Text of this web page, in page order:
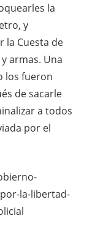
la
y
la Cuesta de
armas. Una
los fueron
de sacarle
a todos
por el
la-libertad-